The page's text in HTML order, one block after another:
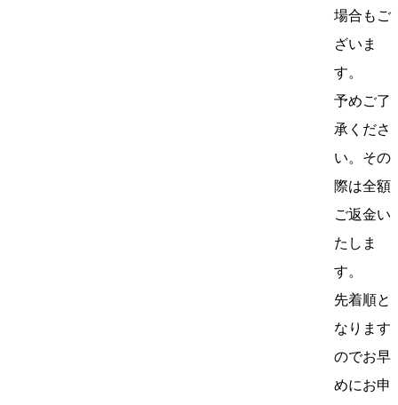
場合もご
ざいま
す。
予めご了
承くださ
い。その
際は全額
ご返金い
たしま
す。
先着順と
なります
のでお早
めにお申